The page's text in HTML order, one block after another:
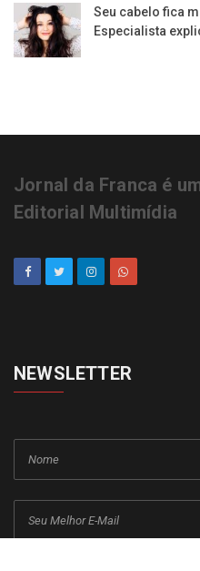
Seu cabelo fica
Especialista
Jornal da Franca é
Editorial Multimídia
NEWSLETTER